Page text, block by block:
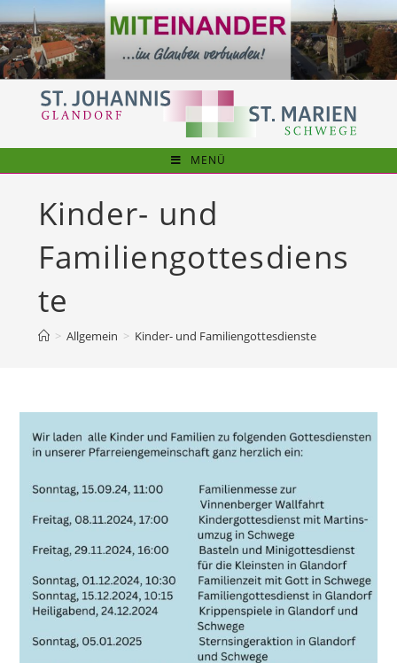
Inhalt
springen
MENÜ
Kinder- und
Familiengottesdiens
te
> Allgemein > Kinder- und Familiengottesdienste